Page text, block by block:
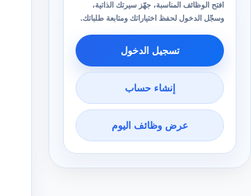
افتح الوظائف المناسبة، جهّز سيرتك الذاتية،
وسجّل الدخول لحفظ اختياراتك ومتابعة طلباتك.
تسجيل الدخول
إنشاء حساب
عرض وظائف اليوم